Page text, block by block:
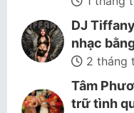
DJ
nhạc
2 tháng
Tâm
trữ tình